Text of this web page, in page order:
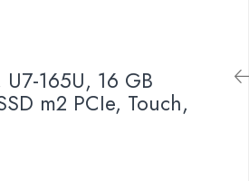
165U, 16 GB
m2 PCIe, Touch,